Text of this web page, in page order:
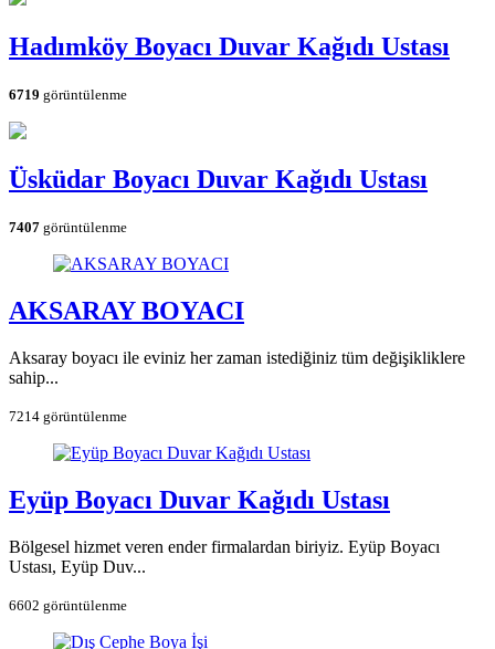
Hadımköy Boyacı Duvar Kağıdı Ustası
6719 görüntülenme
Üsküdar Boyacı Duvar Kağıdı Ustası
7407 görüntülenme
AKSARAY BOYACI
Aksaray boyacı ile eviniz her zaman istediğiniz tüm değişikliklere
sahip...
7214 görüntülenme
Eyüp Boyacı Duvar Kağıdı Ustası
Bölgesel hizmet veren ender firmalardan biriyiz. Eyüp Boyacı
Ustası, Eyüp Duv...
6602 görüntülenme